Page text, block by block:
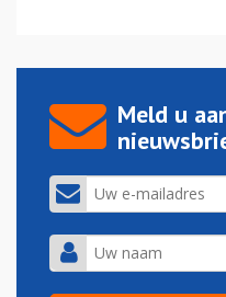
Meld u